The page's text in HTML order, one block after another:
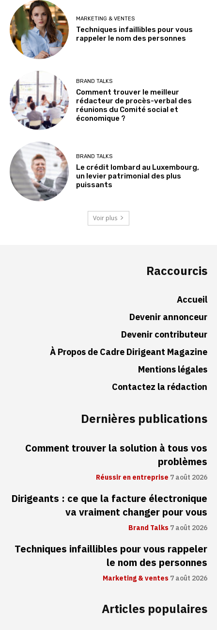
MARKETING & VENTES
Techniques infaillibles pour vous
rappeler le nom des personnes
BRAND TALKS
Comment trouver le meilleur
rédacteur de procès-verbal des
réunions du Comité social et
économique ?
BRAND TALKS
Le crédit lombard au Luxembourg,
un levier patrimonial des plus
puissants
Voir plus
Raccourcis
Accueil
Devenir annonceur
Devenir contributeur
À Propos de Cadre Dirigeant Magazine
Mentions légales
Contactez la rédaction
Dernières publications
Comment trouver la solution à tous vos
problèmes
Réussir en entreprise 7 août 2026
Dirigeants : ce que la facture électronique
va vraiment changer pour vous
Brand Talks7 août 2026
Techniques infaillibles pour vous rappeler
le nom des personnes
Marketing & ventes7 août 2026
Articles populaires